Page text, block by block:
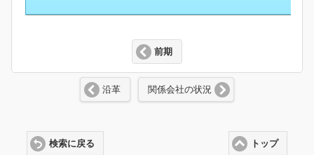
前期
沿革 関係会社の状況
トップ
検索に戻る